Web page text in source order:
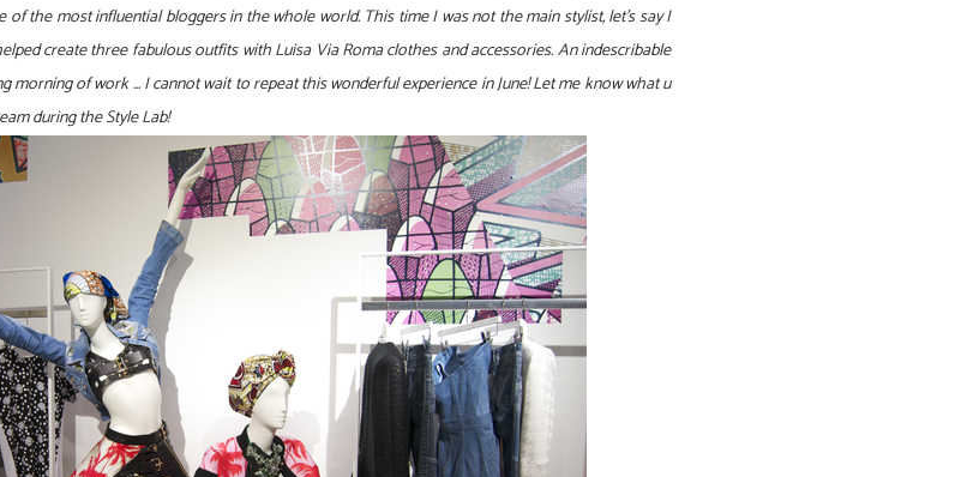
the most influential bloggers in the whole world. This time I was not the main stylist, let's say I
create three fabulous outfits with Luisa Via Roma clothes and accessories. An indescribable
morning of work ... I cannot wait to repeat this wonderful experience in June! Let me know what u
during the Style Lab!